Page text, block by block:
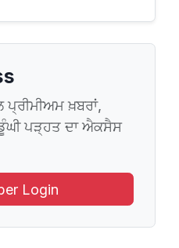
ਪ੍ਰੀਮੀਅਮ ਖ਼ਬਰਾਂ,
ਪੜ੍ਹਤ ਦਾ ਐਕਸੈਸ
Login